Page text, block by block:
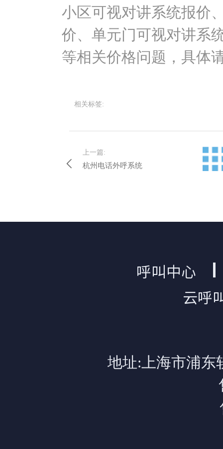
小区可视对讲系统报价
价、单元门可视对讲系
等相关价格问题，具体
相关标签:
上一篇:
杭州电话外呼系统
呼叫中心
云呼
地址:上海市浦东